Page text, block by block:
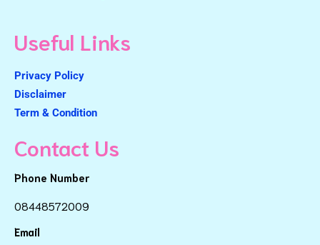
Useful Links
Privacy Policy
Disclaimer
Term & Condition
Contact Us
Phone Number
08448572009
Email